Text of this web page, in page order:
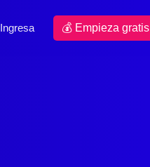
Ingresa 💰 Empieza gratis